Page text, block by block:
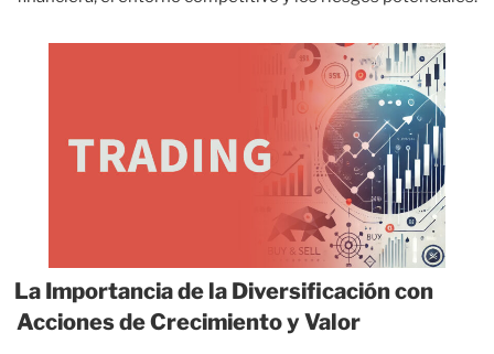
La Importancia de la Diversificación con
Acciones de Crecimiento y Valor